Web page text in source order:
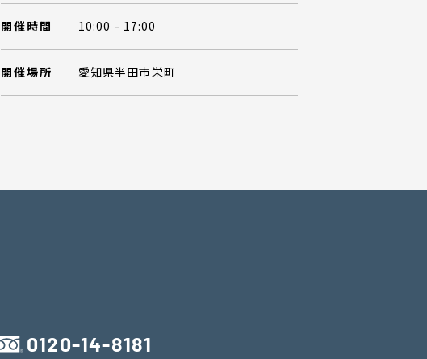
開催時間 10:00 - 17:00
開催場所 愛知県半田市栄町
0120-14-8181